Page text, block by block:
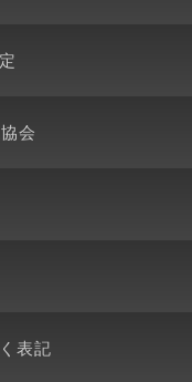
会
表記